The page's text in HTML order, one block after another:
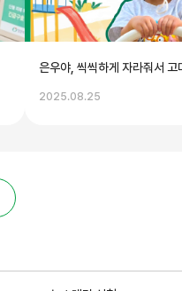
은우야, 씩씩하게 자라줘서 고
2025.08.25